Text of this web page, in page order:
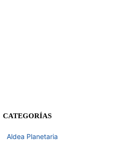
CATEGORÍAS
Aldea Planetaria